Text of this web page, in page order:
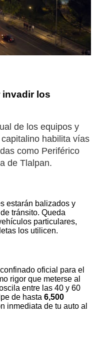
invadir los
de los equipos y
habilita vías
como Periférico
de Tlalpan.
estarán balizados y
tránsito. Queda
particulares,
los utilicen.
oficial para el
rigor que meterse al
entre las 40 y 60
de hasta 6,500
inmediata de tu auto al